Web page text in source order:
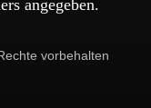
angegeben.
vorbehalten